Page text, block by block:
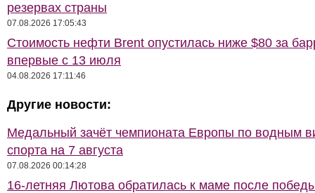
резервах страны
07.08.2026 17:05:43
Стоимость нефти Brent опустилась ниже $80 за
впервые с 13 июля
04.08.2026 17:11:46
Другие новости:
Медальный зачёт чемпионата Европы по водным
спорта на 7 августа
07.08.2026 00:14:28
16-летняя Лютова обратилась к маме после